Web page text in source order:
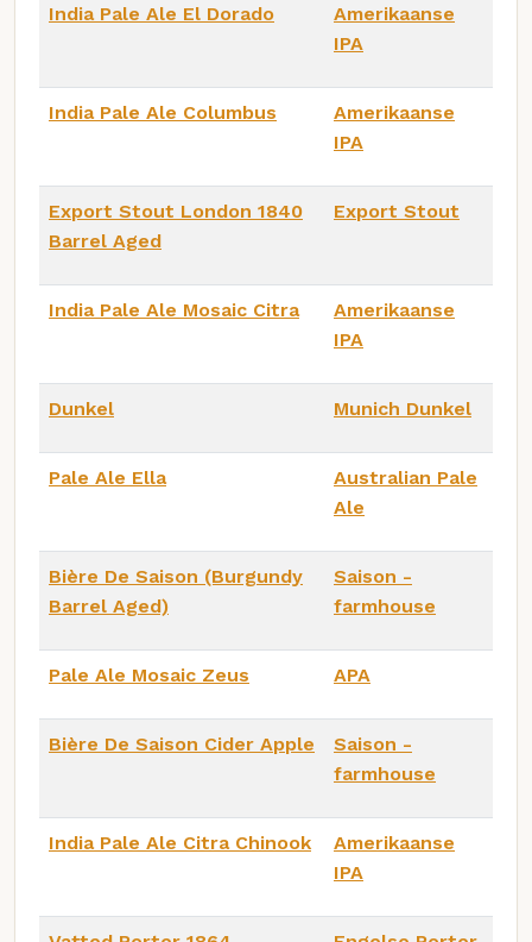
India Pale Ale El Dorado
Amerikaanse
IPA
India Pale Ale Columbus
Amerikaanse
IPA
Export Stout London 1840
Barrel Aged
Export Stout
India Pale Ale Mosaic Citra
Amerikaanse
IPA
Dunkel Munich Dunkel
Pale Ale Ella
Australian Pale
Ale
Bière De Saison (Burgundy
Barrel Aged)
Saison -
farmhouse
Pale Ale Mosaic Zeus APA
Bière De Saison Cider Apple
Saison -
farmhouse
India Pale Ale Citra Chinook
Amerikaanse
IPA